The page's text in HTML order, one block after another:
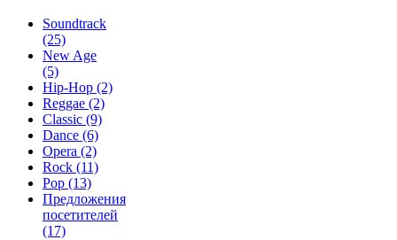
Soundtrack
(25)
New Age
(5)
Hip-Hop (2)
Reggae (2)
Classic (9)
Dance (6)
Opera (2)
Rock (11)
Pop (13)
Предложения
посетителей
(17)